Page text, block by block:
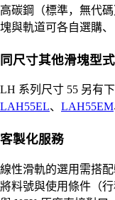
高碳鋼（標準，無代
塊與軌道可各自選購
同尺寸其他滑塊型式
LH 系列尺寸 55 另有下
LAH55EL、 LAH55EM
客製化服務
線性滑軌的選用需搭
將料號與使用條件（